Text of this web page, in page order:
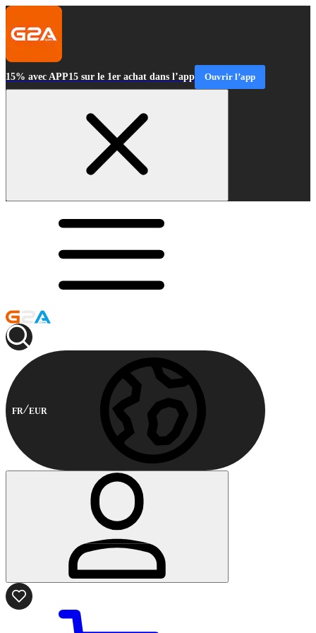
15% avec APP15 sur le 1er achat dans l’app Ouvrir l’app
FR EUR